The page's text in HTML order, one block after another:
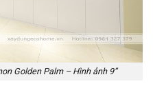
Golden Palm – Hình ảnh 9”